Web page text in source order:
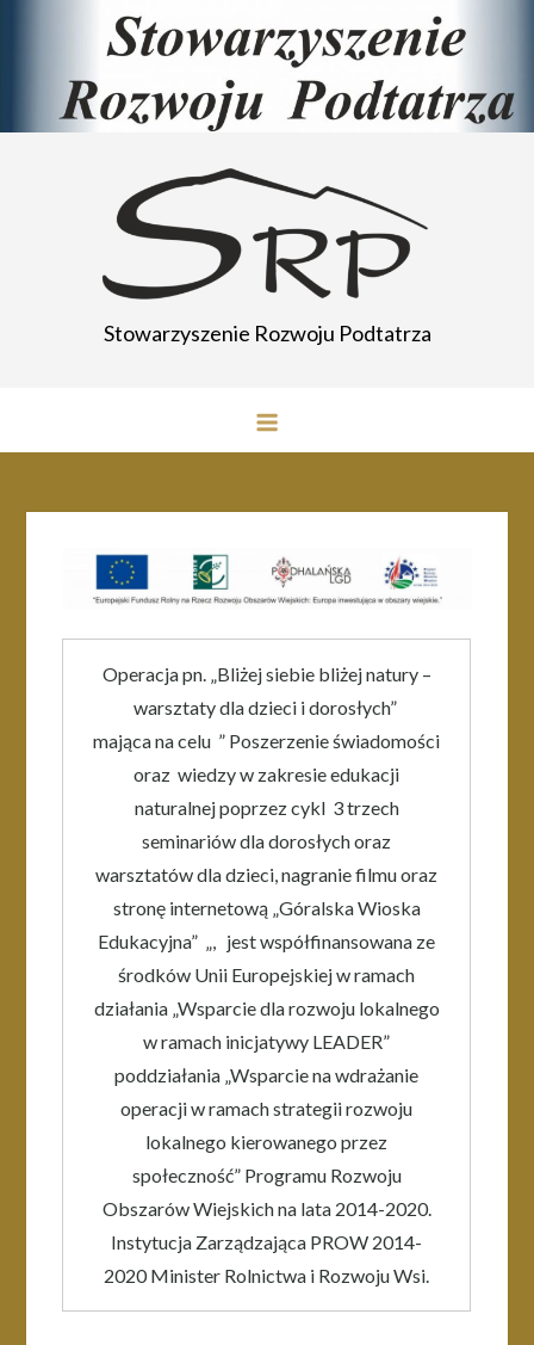
Stowarzyszenie Rozwoju Podtatrza
Operacja pn. „Bliżej siebie bliżej natury –
warsztaty dla dzieci i dorosłych”
mająca na celu ” Poszerzenie świadomości
oraz wiedzy w zakresie edukacji
naturalnej poprzez cykl 3 trzech
seminariów dla dorosłych oraz
warsztatów dla dzieci, nagranie filmu oraz
stronę internetową „Góralska Wioska
Edukacyjna” „, jest współfinansowana ze
środków Unii Europejskiej w ramach
działania „Wsparcie dla rozwoju lokalnego
w ramach inicjatywy LEADER”
poddziałania „Wsparcie na wdrażanie
operacji w ramach strategii rozwoju
lokalnego kierowanego przez
społeczność” Programu Rozwoju
Obszarów Wiejskich na lata 2014-2020.
Instytucja Zarządzająca PROW 2014-
2020 Minister Rolnictwa i Rozwoju Wsi.